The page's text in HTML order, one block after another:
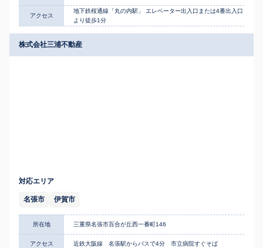
アクセス
地下鉄桜通線「丸の内駅」 エレベーター出入口または4番出入口
より徒歩1分
株式会社三浦不動産
対応エリア
名張市 伊賀市
所在地 三重県名張市百合が丘西一番町146
アクセス 近鉄大阪線 名張駅からバスで4分 市立病院すぐそば